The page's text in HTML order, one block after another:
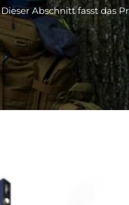
Dieser Abschnitt fasst das